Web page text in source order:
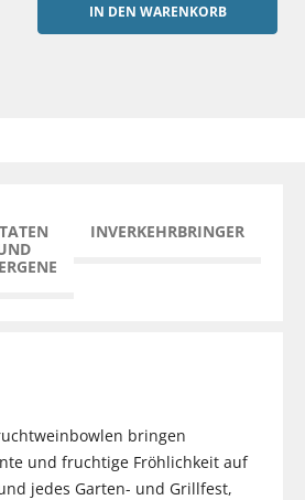
IN DEN WARENKORB
INVERKEHRBRINGER
bringen
und fruchtige Fröhlichkeit auf
jedes Garten- und Grillfest,